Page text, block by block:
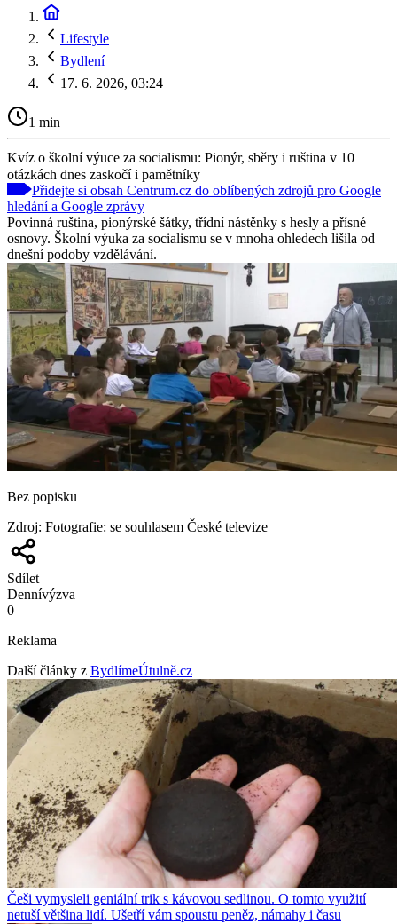
Lifestyle
Bydlení
17. 6. 2026, 03:24
1 min
Kvíz o školní výuce za socialismu: Pionýr, sběry i ruština v 10
otázkách dnes zaskočí i pamětníky
Přidejte si obsah Centrum.cz do oblíbených zdrojů pro Google
hledání a Google zprávy
Povinná ruština, pionýrské šátky, třídní nástěnky s hesly a přísné
osnovy. Školní výuka za socialismu se v mnoha ohledech lišila od
dnešní podoby vzdělávání.
Bez popisku
Zdroj: Fotografie: se souhlasem České televize
Sdílet
Dennívýzva
0
Reklama
Další články z BydlímeÚtulně.cz
Češi vymysleli geniální trik s kávovou sedlinou. O tomto využití
netuší většina lidí. Ušetří vám spoustu peněz, námahy i času